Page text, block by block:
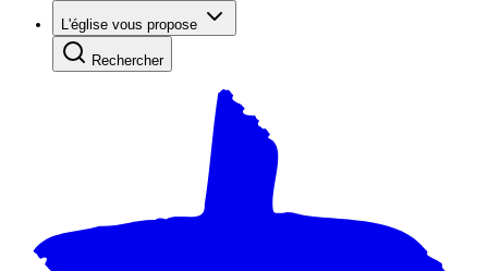
L'église vous propose
Rechercher